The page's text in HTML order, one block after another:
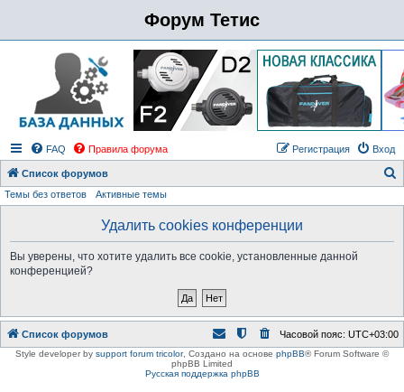
Форум Тетис
FAQ Правила форума Вход
Регистрация
Список форумов
Темы без ответов Активные темы
Удалить cookies конференции
Вы уверены, что хотите удалить все cookie, установленные данной
конференцией?
Список форумов Часовой пояс: UTC+03:00
Style developer by support forum tricolor, Создано на основе phpBB® Forum Software ©
phpBB Limited
Русская поддержка phpBB